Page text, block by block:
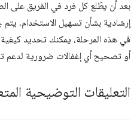
بعد أن يطّلع كل فرد في الفريق على
إرشادية بشأن تسهيل الاستخدام،
في هذه المرحلة، يمكنك تحديد
أو تصحيح أي إغفالات ضرورية لدعم
التعليقات التوضيحية